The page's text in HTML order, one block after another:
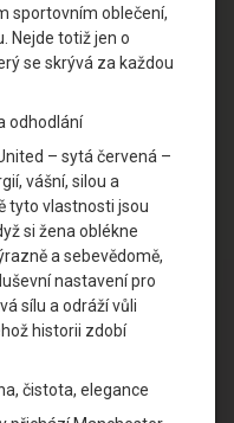
sportovním oblečení,
Nejde totiž jen o
se skrývá za každou
odhodlání
– sytá červená –
vášní, silou a
tyto vlastnosti jsou
si žena oblékne
a sebevědomě,
nastavení pro
sílu a odráží vůli
historii zdobí
čistota, elegance